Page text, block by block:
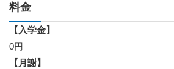
料金
【入学金】
0円
【月謝】